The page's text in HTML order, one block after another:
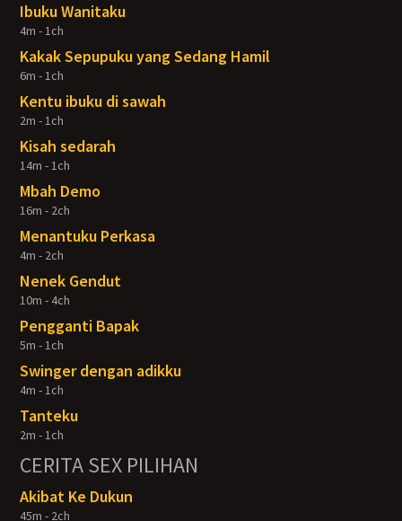
Ibuku Wanitaku
4m - 1ch
Kakak Sepupuku yang Sedang Hamil
6m - 1ch
Kentu ibuku di sawah
2m - 1ch
Kisah sedarah
14m - 1ch
Mbah Demo
16m - 2ch
Menantuku Perkasa
4m - 2ch
Nenek Gendut
10m - 4ch
Pengganti Bapak
5m - 1ch
Swinger dengan adikku
4m - 1ch
Tanteku
2m - 1ch
CERITA SEX PILIHAN
Akibat Ke Dukun
45m - 2ch